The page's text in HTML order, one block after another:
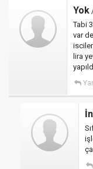
Yok
Tabi
var
lira